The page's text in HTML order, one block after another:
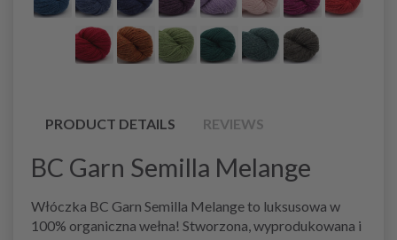
PRODUCT DETAILS REVIEWS
BC Garn Semilla Melange
Włóczka BC Garn Semilla Melange to luksusowa w
100% organiczna wełna! Stworzona, wyprodukowana i